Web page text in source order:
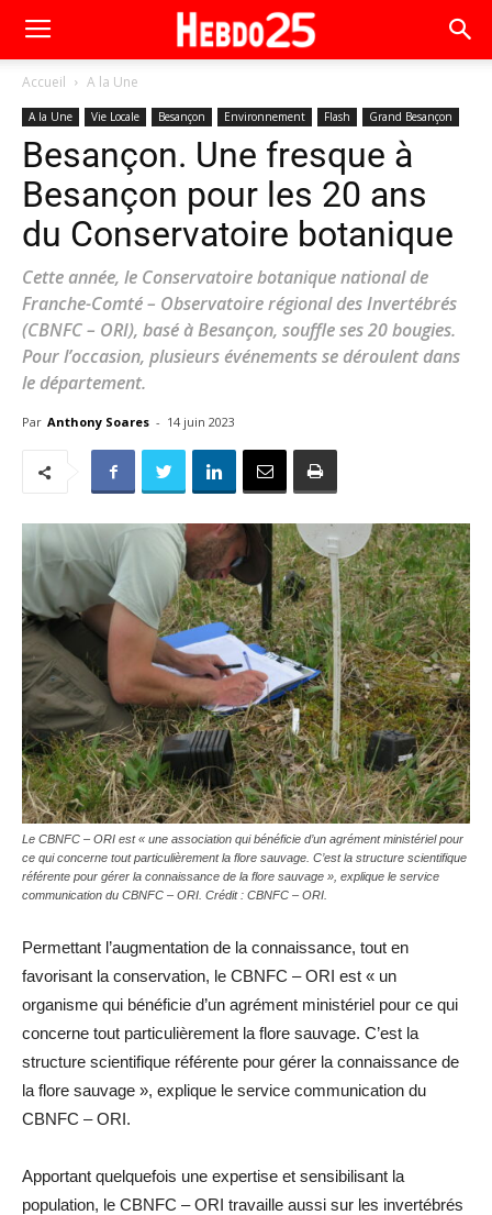
Accueil A la Une
A la Une Vie Locale Besançon Environnement Flash Grand Besançon
Besançon. Une fresque à
Besançon pour les 20 ans
du Conservatoire botanique
Cette année, le Conservatoire botanique national de
Franche-Comté – Observatoire régional des Invertébrés
(CBNFC – ORI), basé à Besançon, souffle ses 20 bougies.
Pour l’occasion, plusieurs événements se déroulent dans
le département.
Par Anthony Soares - 14 juin 2023
Le CBNFC – ORI est « une association qui bénéficie d’un agrément ministériel pour
ce qui concerne tout particulièrement la flore sauvage. C’est la structure scientifique
référente pour gérer la connaissance de la flore sauvage », explique le service
communication du CBNFC – ORI. Crédit : CBNFC – ORI.
Permettant l’augmentation de la connaissance, tout en
favorisant la conservation, le CBNFC – ORI est « un
organisme qui bénéficie d’un agrément ministériel pour ce qui
concerne tout particulièrement la flore sauvage. C’est la
structure scientifique référente pour gérer la connaissance de
la flore sauvage », explique le service communication du
CBNFC – ORI.
Apportant quelquefois une expertise et sensibilisant la
population, le CBNFC – ORI travaille aussi sur les invertébrés